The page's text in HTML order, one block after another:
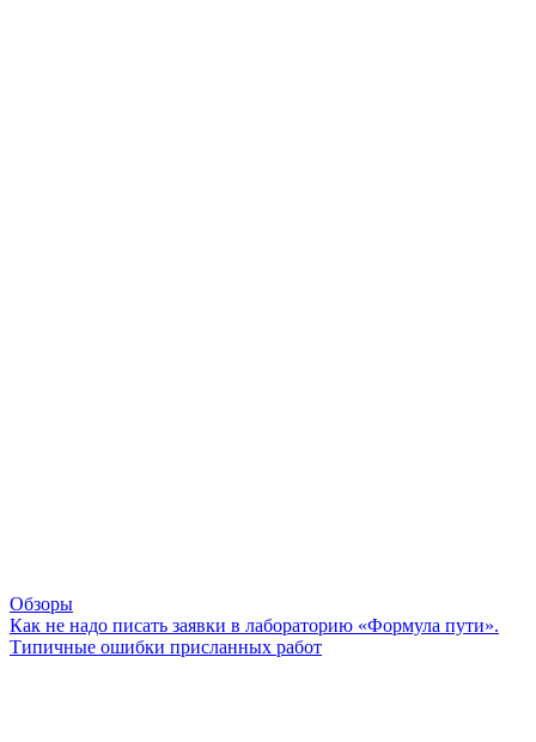
Обзоры
Как не надо писать заявки в лабораторию «Формула пути».
Типичные ошибки присланных работ